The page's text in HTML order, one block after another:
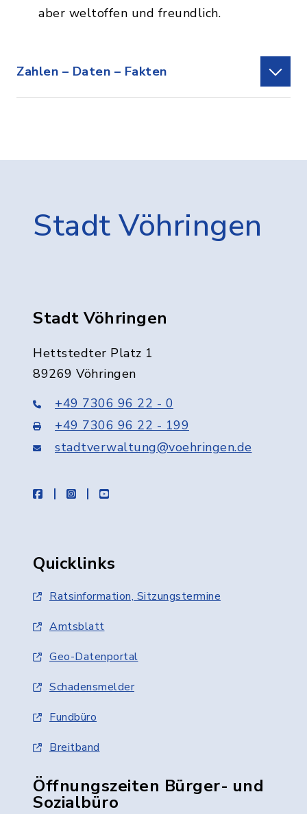
aber weltoffen und freundlich.
Zahlen – Daten – Fakten
Stadt Vöhringen
Stadt Vöhringen
Hettstedter Platz 1
89269 Vöhringen
+49 7306 96 22 - 0
+49 7306 96 22 - 199
stadtverwaltung@voehringen.de
facebookinstagramyoutube
Quicklinks
Ratsinformation, Sitzungstermine
Amtsblatt
Geo-Datenportal
Schadensmelder
Fundbüro
Breitband
Öffnungszeiten Bürger- und
Sozialbüro